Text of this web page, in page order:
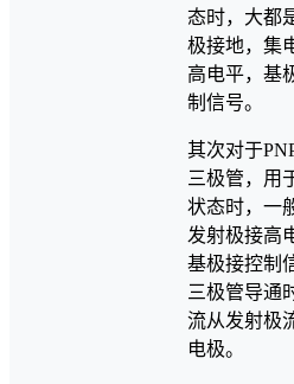
态时，大都
极接地，集
高电平，基
制信号。
其次对于
三极管，用
状态时，一
发射极接高
基极接控制
三极管导通
流从发射极
电极。